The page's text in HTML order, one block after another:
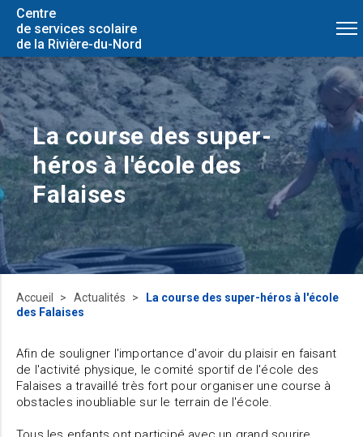
Centre
de services scolaire
de la Rivière-du-Nord
La course des super-
héros à l'école des
Falaises
Accueil Actualités
La course des super-héros à l'école
des Falaises
Afin de souligner l'importance d'avoir du plaisir en faisant
de l'activité physique, le comité sportif de l'école des
Falaises a travaillé très fort pour organiser une course à
obstacles inoubliable sur le terrain de l'école.